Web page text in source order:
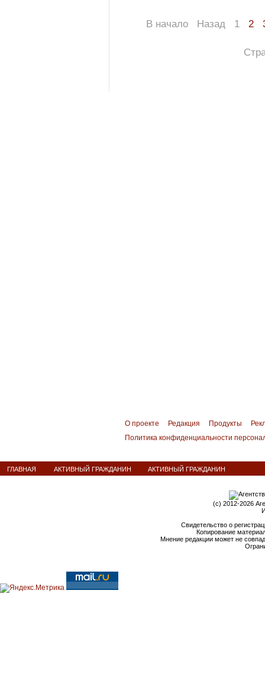
В начало Назад 1 2
О проекте Редакция Продукты
Политика конфиденциальности
ГЛАВНАЯ АКТИВНЫЙ ГРАЖДАНИН АКТИВНЫЙ ГРАЖДАНИН
(c) 2012-2026
Свидетельство о
Копирование
Мнение редакции может не